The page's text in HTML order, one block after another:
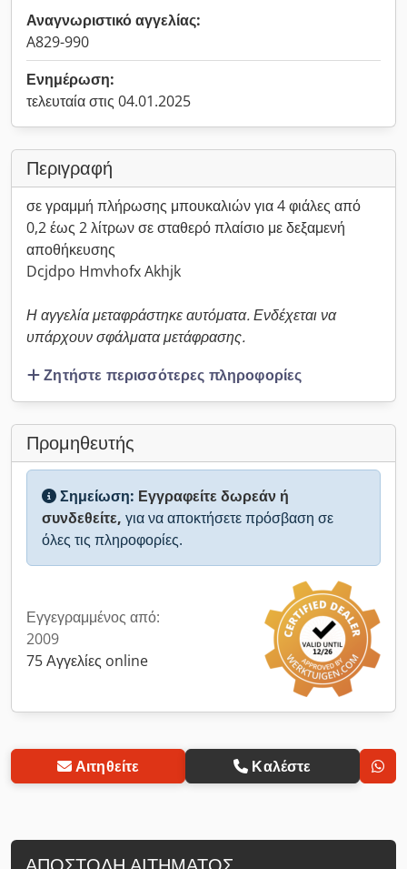
Αναγνωριστικό αγγελίας:
A829-990
Ενημέρωση:
τελευταία στις 04.01.2025
Περιγραφή
σε γραμμή πλήρωσης μπουκαλιών για 4 φιάλες από
0,2 έως 2 λίτρων σε σταθερό πλαίσιο με δεξαμενή
αποθήκευσης
Dcjdpo Hmvhofx Akhjk
Η αγγελία μεταφράστηκε αυτόματα. Ενδέχεται να
υπάρχουν σφάλματα μετάφρασης.
Ζητήστε περισσότερες πληροφορίες
Προμηθευτής
Σημείωση: Εγγραφείτε δωρεάν ή
συνδεθείτε, για να αποκτήσετε πρόσβαση σε
όλες τις πληροφορίες.
Εγγεγραμμένος από:
2009
75 Αγγελίες online
Αιτηθείτε Καλέστε